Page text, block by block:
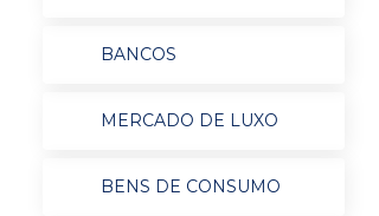
BANCOS
MERCADO DE LUXO
BENS DE CONSUMO